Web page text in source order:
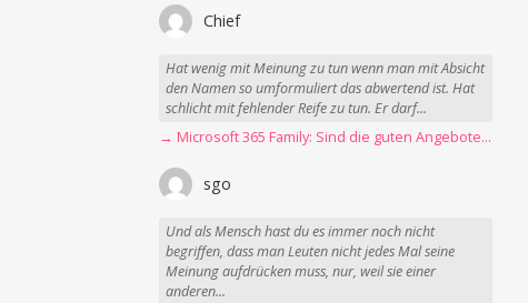
Chief
Hat wenig mit Meinung zu tun wenn man mit Absicht
den Namen so umformuliert das abwertend ist. Hat
schlicht mit fehlender Reife zu tun. Er darf...
→ Microsoft 365 Family: Sind die guten Angebote vorbei?
sgo
Und als Mensch hast du es immer noch nicht
begriffen, dass man Leuten nicht jedes Mal seine
Meinung aufdrücken muss, nur, weil sie einer
anderen...